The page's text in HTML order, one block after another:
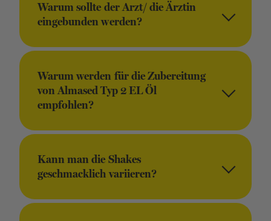
Warum sollte der Arzt/ die Ärztin
eingebunden werden?
Warum werden für die Zubereitung
von Almased Typ 2 EL Öl
empfohlen?
Kann man die Shakes
geschmacklich variieren?